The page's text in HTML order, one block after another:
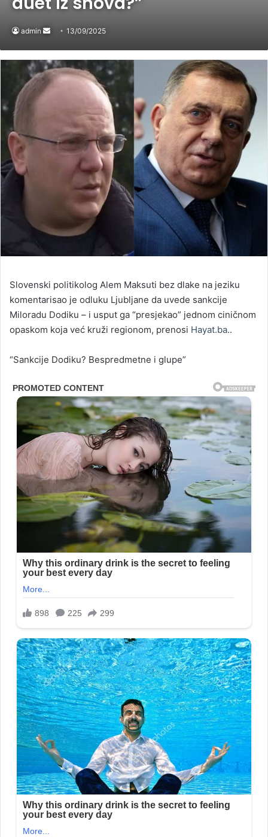
admin
Send
email
13/09/2025
Slovenski politikolog Alem Maksuti bez dlake na jeziku
komentarisao je odluku Ljubljane da uvede sankcije
Miloradu Dodiku – i usput ga “presjekao” jednom ciničnom
opaskom koja već kruži regionom, prenosi Hayat.ba..
“Sankcije Dodiku? Bespredmetne i glupe”